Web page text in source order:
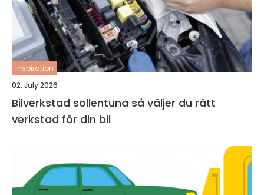
inspiration
02. July 2026
Bilverkstad sollentuna så väljer du rätt
verkstad för din bil